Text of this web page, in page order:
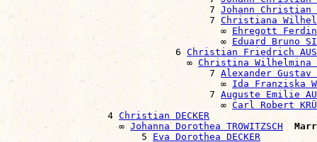
                                    7
Johann Christian
                                    7
Christiana
                                      ∞
Ehregott
                                      ∞
Eduard Bruno
                              6
Christian Friedrich
                                ∞
Christina Wilhelmina
                                    7
Alexander Gustav
                                      ∞
Ida Franziska
                                    7
Auguste Emilie
                                      ∞
Carl Robert
                  4
Christian DECKER
                    ∞
Johanna Dorothea TROWITZSCH
                        5
Eva Dorothea DECKER